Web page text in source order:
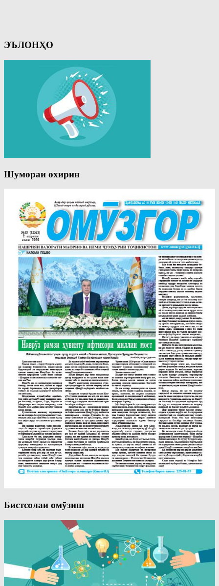
ЭЪЛОНҲО
Шумораи охирин
Бистсолаи омӯзиш